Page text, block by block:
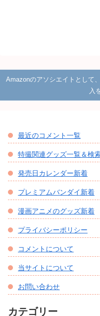
Amazonのアソシエイトとして
入
最近のコメント一覧
特撮関連グッズ一覧＆検
発売日カレンダー新着
プレミアムバンダイ新着
漫画アニメのグッズ新着
プライバシーポリシー
コメントについて
当サイトについて
お問い合わせ
カテゴリー